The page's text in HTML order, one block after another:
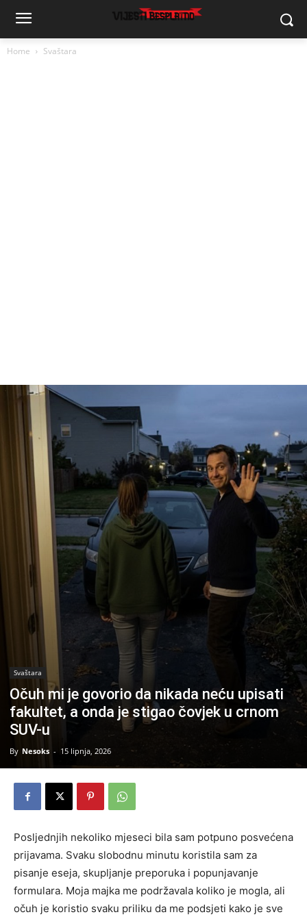
Home Svaštara
Svaštara
Očuh mi je govorio da nikada neću upisati
fakultet, a onda je stigao čovjek u crnom
SUV-u
By Nesoks - 15 lipnja, 2026
Posljednjih nekoliko mjeseci bila sam potpuno posvećena
prijavama. Svaku slobodnu minutu koristila sam za
pisanje eseja, skupljanje preporuka i popunjavanje
formulara. Moja majka me podržavala koliko je mogla, ali
očuh je koristio svaku priliku da me podsjeti kako je sve